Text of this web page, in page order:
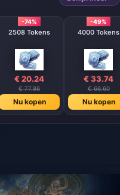
-74%
2508 Tokens
€ 20.24
€ 77.86
Nu kopen
-49%
4000 Tokens
€ 33.74
€ 66.60
Nu kopen